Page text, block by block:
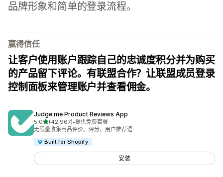
品牌形象和简单的登录流程。
赢得信任
让客户使用账户跟踪自己的忠诚度积分并为购买
的产品留下评论。有联盟合作？让联盟成员登录
控制面板来管理账户并查看佣金。
Judge.me Product Reviews App
5.0星（满分 5 星）
(42,967)
总共 42967 条评论
•提供免费套餐
无限量收集商品评价、评分、用户推荐语
Built for Shopify
安装